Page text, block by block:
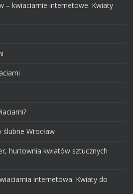
– kwiaciarnie internetowe. Kwiaty
Wrocław
hurtownia kwiatów sztucznych
internetowa. Kwiaty do